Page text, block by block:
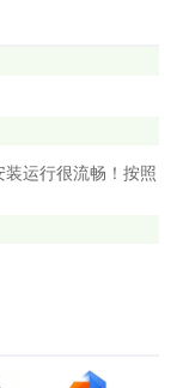
运行很流畅！按照